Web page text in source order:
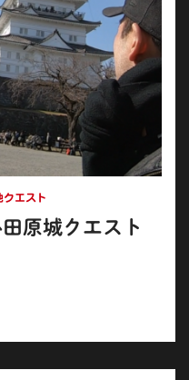
クエスト
原城クエスト